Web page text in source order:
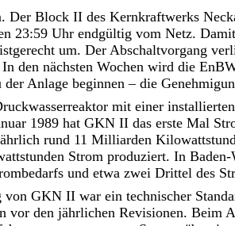
Der Block II des Kernkraftwerks
23:59 Uhr endgültig vom Netz.
um. Der Abschaltvorgang
den nächsten Wochen wird die
der Anlage beginnen – die
mit einer
1989 hat GKN II das erste Mal
rund 11 Milliarden
Strom produziert. In
und etwa zwei Drittel des
von GKN II war ein technischer
vor den jährlichen Revisionen. Beim